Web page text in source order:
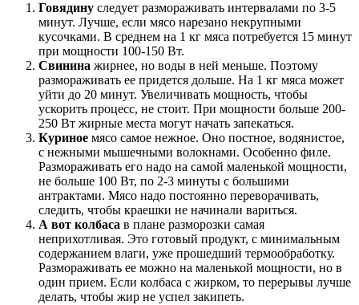
Говядину следует размораживать интервалами по 3-5
минут. Лучше, если мясо нарезано некрупными
кусочками. В среднем на 1 кг мяса потребуется 15 минут
при мощности 100-150 Вт.
Свинина жирнее, но воды в ней меньше. Поэтому
размораживать ее придется дольше. На 1 кг мяса может
уйти до 20 минут. Увеличивать мощность, чтобы
ускорить процесс, не стоит. При мощности больше 200-
250 Вт жирные места могут начать запекаться.
Куриное мясо самое нежное. Оно постное, водянистое,
с нежными мышечными волокнами. Особенно филе.
Размораживать его надо на самой маленькой мощности,
не больше 100 Вт, по 2-3 минуты с большими
антрактами. Мясо надо постоянно переворачивать,
следить, чтобы краешки не начинали вариться.
А вот колбаса в плане разморозки самая
неприхотливая. Это готовый продукт, с минимальным
содержанием влаги, уже прошедший термообработку.
Размораживать ее можно на маленькой мощности, но в
один прием. Если колбаса с жирком, то перерывы лучше
делать, чтобы жир не успел закипеть.